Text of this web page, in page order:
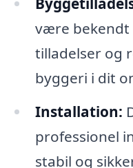
være bekendt
tilladelser og
byggeri i dit
Installation:
professionel
stabil og